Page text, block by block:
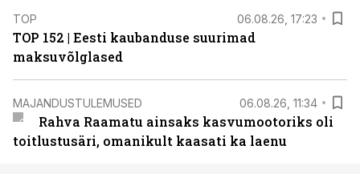
TOP 06.08.26, 17:23
TOP 152 | Eesti kaubanduse suurimad
maksuvõlglased
MAJANDUSTULEMUSED 06.08.26, 11:34
Rahva Raamatu ainsaks kasvumootoriks oli
toitlustusäri, omanikult kaasati ka laenu